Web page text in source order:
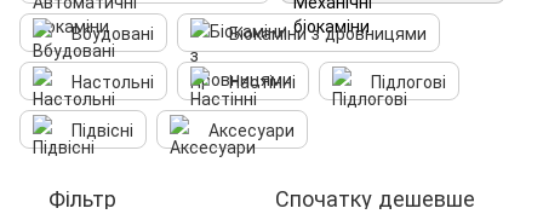
Вбудовані
Біокаміни з дровницями
Настольні
Настінні
Підлогові
Підвісні
Аксесуари
Фільтр Спочатку дешевше